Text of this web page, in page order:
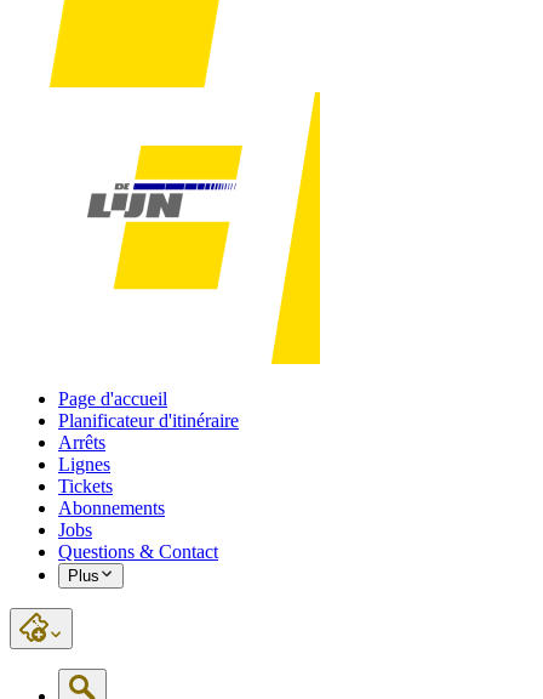
Page d'accueil
Planificateur d'itinéraire
Arrêts
Lignes
Tickets
Abonnements
Jobs
Questions & Contact
Plus